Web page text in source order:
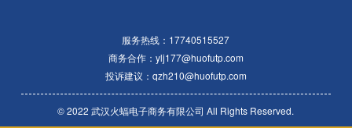
服务热线： 17740515527
商务合作： ylj177@huofutp.com
投诉建议： qzh210@huofutp.com
© 2022 武汉火蝠电子商务有限公司 All Rights Reserved.